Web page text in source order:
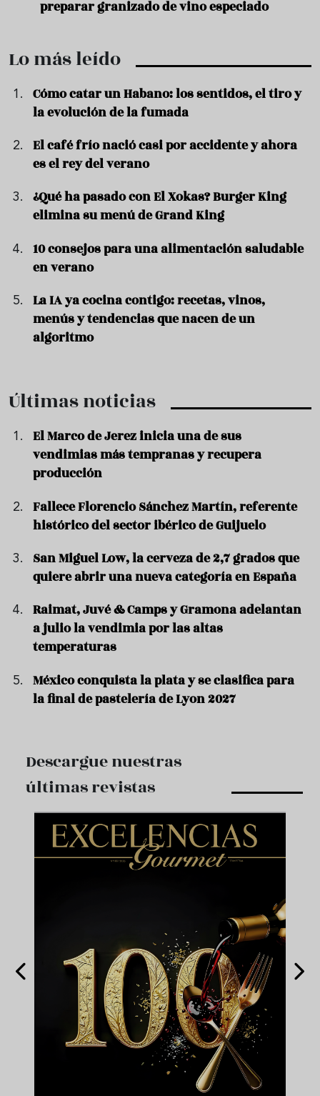
preparar granizado de vino especiado
Lo más leído
Cómo catar un Habano: los sentidos, el tiro y
la evolución de la fumada
El café frío nació casi por accidente y ahora
es el rey del verano
¿Qué ha pasado con El Xokas? Burger King
elimina su menú de Grand King
10 consejos para una alimentación saludable
en verano
La IA ya cocina contigo: recetas, vinos,
menús y tendencias que nacen de un
algoritmo
Últimas noticias
El Marco de Jerez inicia una de sus
vendimias más tempranas y recupera
producción
Fallece Florencio Sánchez Martín, referente
histórico del sector ibérico de Guijuelo
San Miguel Low, la cerveza de 2,7 grados que
quiere abrir una nueva categoría en España
Raimat, Juvé & Camps y Gramona adelantan
a julio la vendimia por las altas
temperaturas
México conquista la plata y se clasifica para
la final de pastelería de Lyon 2027
Descargue nuestras
últimas revistas